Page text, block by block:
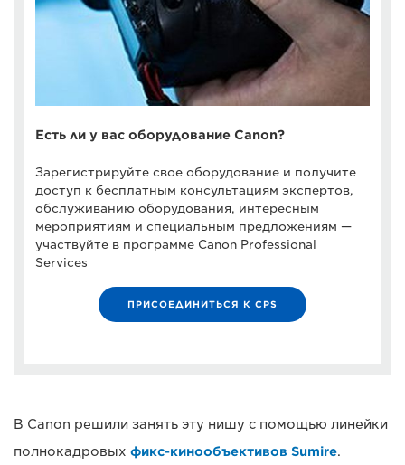
Есть ли у вас оборудование Canon?
Зарегистрируйте свое оборудование и получите
доступ к бесплатным консультациям экспертов,
обслуживанию оборудования, интересным
мероприятиям и специальным предложениям —
участвуйте в программе Canon Professional
Services
ПРИСОЕДИНИТЬСЯ К CPS
В Canon решили занять эту нишу с помощью линейки
полнокадровых фикс-кинообъективов Sumire.